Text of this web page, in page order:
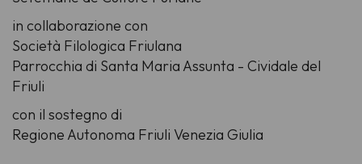
in collaborazione con
Società Filologica Friulana
Parrocchia di Santa Maria Assunta - Cividale del
Friuli
con il sostegno di
Regione Autonoma Friuli Venezia Giulia